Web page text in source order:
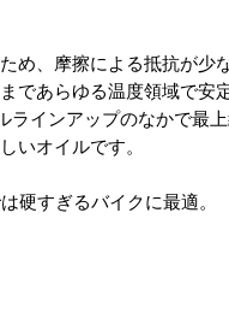
め、摩擦による抵抗が少
であらゆる温度領域で安
ラインアップのなかで最
いオイルです。
硬すぎるバイクに最適。